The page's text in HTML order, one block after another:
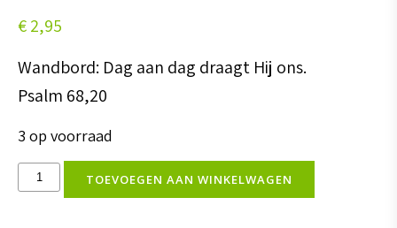
€2,95
Wandbord: Dag aan dag draagt Hij ons.
Psalm 68,20
3 op voorraad
Wandbord:TOEVOEGEN AAN WINKELWAGEN